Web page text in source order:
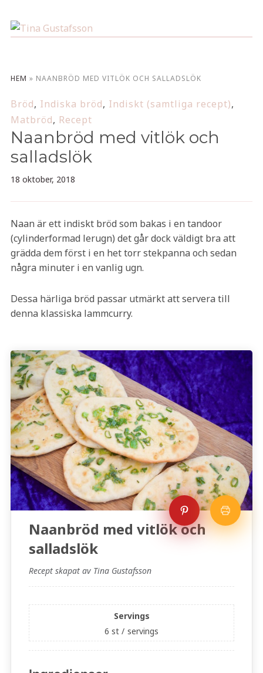
HEM » NAANBRÖD MED VITLÖK OCH SALLADSLÖK
Bröd, Indiska bröd, Indiskt (samtliga recept),
Matbröd, Recept
Naanbröd med vitlök och
salladslök
18 oktober, 2018
Naan är ett indiskt bröd som bakas i en tandoor
(cylinderformad lerugn) det går dock väldigt bra att
grädda dem först i en het torr stekpanna och sedan
några minuter i en vanlig ugn.
Dessa härliga bröd passar utmärkt att servera till
denna klassiska lammcurry.
Naanbröd med vitlök och
salladslök
Recept skapat av Tina Gustafsson
Servings
6 st / servings